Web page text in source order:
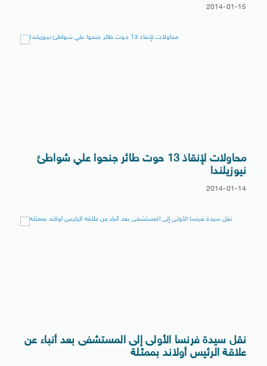
2014-01-15
محاولات لإنقاذ 13 حوت طائر جنحوا علي شواطئ
نيوزيلندا
2014-01-14
نقل سيدة ‫فرنسا‬ الأولى إلى المستشفى بعد أنباء عن
علاقة ‫‏الرئيس أولاند‬ بممثلة